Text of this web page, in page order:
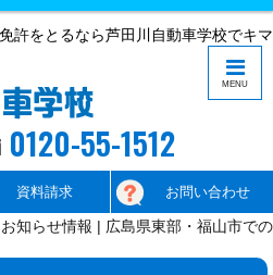
許をとるなら芦田川自動車学校でキマ
0120-55-1512
資料請求 お問い合わせ
お知らせ情報 | 広島県東部・福山市で
MENU